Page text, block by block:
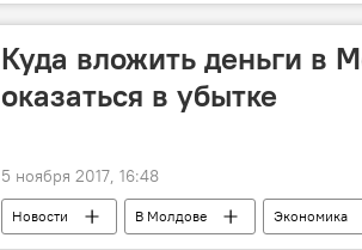
Куда вложить деньги в
оказаться в убытке
5 ноября 2017, 16:48
Новости В Молдове Экономика